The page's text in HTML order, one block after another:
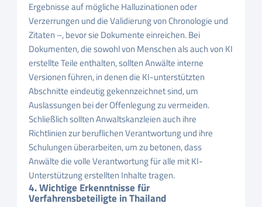
Ergebnisse auf mögliche Halluzinationen oder
Verzerrungen und die Validierung von Chronologie und
Zitaten –, bevor sie Dokumente einreichen. Bei
Dokumenten, die sowohl von Menschen als auch von KI
erstellte Teile enthalten, sollten Anwälte interne
Versionen führen, in denen die KI-unterstützten
Abschnitte eindeutig gekennzeichnet sind, um
Auslassungen bei der Offenlegung zu vermeiden.
Schließlich sollten Anwaltskanzleien auch ihre
Richtlinien zur beruflichen Verantwortung und ihre
Schulungen überarbeiten, um zu betonen, dass
Anwälte die volle Verantwortung für alle mit KI-
Unterstützung erstellten Inhalte tragen.
4. Wichtige Erkenntnisse für
Verfahrensbeteiligte in Thailand